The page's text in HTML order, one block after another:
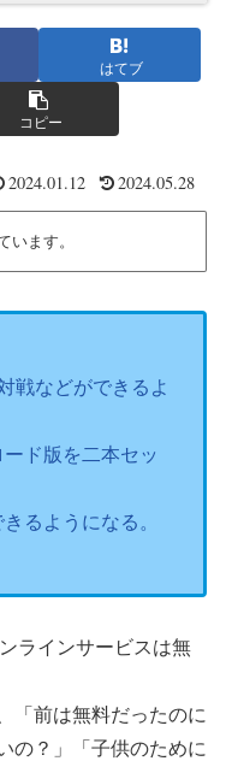
はてブ
コピー
2024.01.12 2024.05.28
います。
戦などができるよ
ド版を二本セッ
るようになる。
ラインサービスは無
「前は無料だったのに
の？」「子供のために